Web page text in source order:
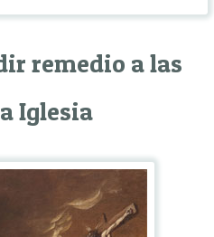
remedio a las
Iglesia